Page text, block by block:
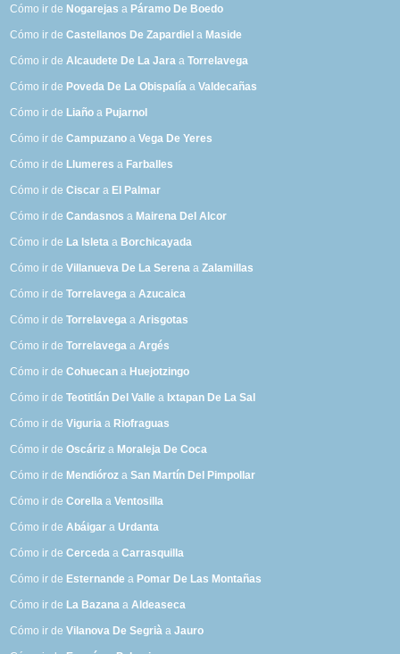
Cómo ir de Nogarejas a Páramo De Boedo
Cómo ir deCastellanos De Zapardiel a Maside
Cómo ir deAlcaudete De La Jara aTorrelavega
Cómo ir de Poveda De La Obispalía aValdecañas
Cómo ir de Liaño a Pujarnol
Cómo ir deCampuzano aVega De Yeres
Cómo ir de Llumeres a Farballes
Cómo ir deCiscar a El Palmar
Cómo ir deCandasnos a Mairena Del Alcor
Cómo ir de La Isleta a Borchicayada
Cómo ir deVillanueva De La Serena aZalamillas
Cómo ir deTorrelavega aAzucaica
Cómo ir deTorrelavega aArisgotas
Cómo ir deTorrelavega aArgés
Cómo ir deCohuecan a Huejotzingo
Cómo ir deTeotitlán Del Valle a Ixtapan De La Sal
Cómo ir deViguria a Riofraguas
Cómo ir deOscáriz a Moraleja De Coca
Cómo ir de Mendióroz aSan Martín Del Pimpollar
Cómo ir deCorella aVentosilla
Cómo ir deAbáigar aUrdanta
Cómo ir deCerceda aCarrasquilla
Cómo ir de Esternande a Pomar De Las Montañas
Cómo ir de La Bazana aAldeaseca
Cómo ir deVilanova De Segrià aJauro